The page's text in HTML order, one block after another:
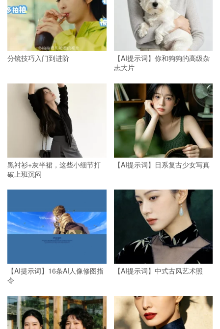
分镜技巧入门到进阶
【AI提示词】你和狗狗的高级杂
志大片
黑衬衫+灰半裙，这些小细节打
破上班沉闷
【AI提示词】日系复古少女写真
【AI提示词】16条AI人像修图指
令
【AI提示词】中式古风艺术照